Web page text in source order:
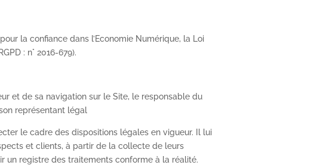
la confiance dans l’Economie Numérique, la Loi
RGPD : n° 2016-679).
et de sa navigation sur le Site, le responsable du
représentant légal
le cadre des dispositions légales en vigueur. Il lui
et clients, à partir de la collecte de leurs
un registre des traitements conforme à la réalité.